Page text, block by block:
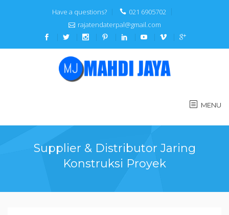
Have a questions?
021 6905702
rajatendaterpal@gmail.com
MENU
Supplier & Distributor Jaring
Konstruksi Proyek